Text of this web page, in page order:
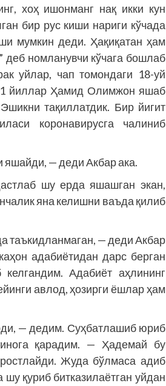
хоҳ ишонманг нақ икки кун
бир рус киши нариги кўчада
мумкин деди. Ҳақиқатан ҳам
номланувчи кўчага бошлаб
уйлар, чап томондаги 18-уй
йиллар Ҳамид Олимжон яшаб
тақиллатдик. Бир йигит
коронавирусга чалиниб
— деди Акбар ака.
шу ерда яшашган экан,
яна келишни ваъда қилиб
таъкидланмаган, — деди Акбар
адабиётидан дарс берган
Адабиёт аҳлининг
авлод, ҳозирги ёшлар ҳам
— дедим. Суҳбатлашиб юриб
қарадим. — Ҳадемай бу
Жуда бўлмаса адиб
қуриб битказилаётган уйдан